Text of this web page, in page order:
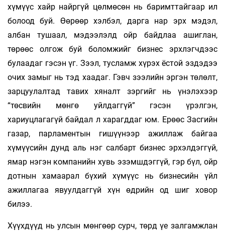
хүмүүс хайр найргүй цөлмөсөн нь баримттайгаар ил
болоод буй. Өөрөөр хэлбэл, дарга нар эрх мэдэл,
албан тушаал, мэдээлэлд ойр байдлаа ашиглан,
төрөөс олгож буй боломжийг бизнес эрхлэгчдээс
булаадаг гэсэн үг. Зээл, тусламж хүрэх ёстой эздэдээ
очих замыг нь тэд хаадаг. Гэвч зээлийн эргэн төлөлт,
зарцуулалтад тавих хяналт зэргийг нь үнэлэхээр
“төсвийн мөнгө уйлдаггүй” гэсэн үрэлгэн,
хариуцлагагүй байдал л харагддаг юм. Ерөөс Засгийн
газар, парламентын гишүүнээр ажиллаж байгаа
хүмүүсийн дунд аль нэг салбарт бизнес эрхэлдэггүй,
ямар нэгэн компанийн хувь эзэмшдэггүй, гэр бүл, ойр
дотнын хамаарал бүхий хүмүүс нь бизнесийн үйл
ажиллагаа явуулдаггүй хүн өдрийн од шиг ховор
билээ.
Хүүхдүүд нь улсын мөнгөөр сурч, төрд үе залгамжлан